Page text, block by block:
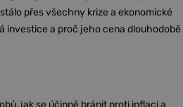
přes všechny krize a ekonomické
investice a proč jeho cena dlouhodobě
jak se účinně bránit proti inflaci a